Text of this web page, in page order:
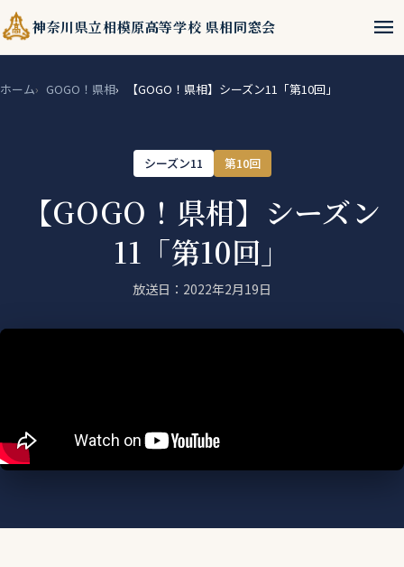
神奈川県立相模原高等学校 県相同窓会 menu
ホーム GOGO！県相 【GOGO！県相】シーズン11「第10回」
シーズン11 第10回
【GOGO！県相】シーズン
11「第10回」
放送日：2022年2月19日